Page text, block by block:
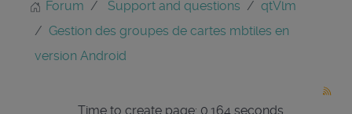
Forum Support and questions
qtVlm
Gestion des groupes de cartes mbtiles en
version Android
Time to create page: 0.164 seconds